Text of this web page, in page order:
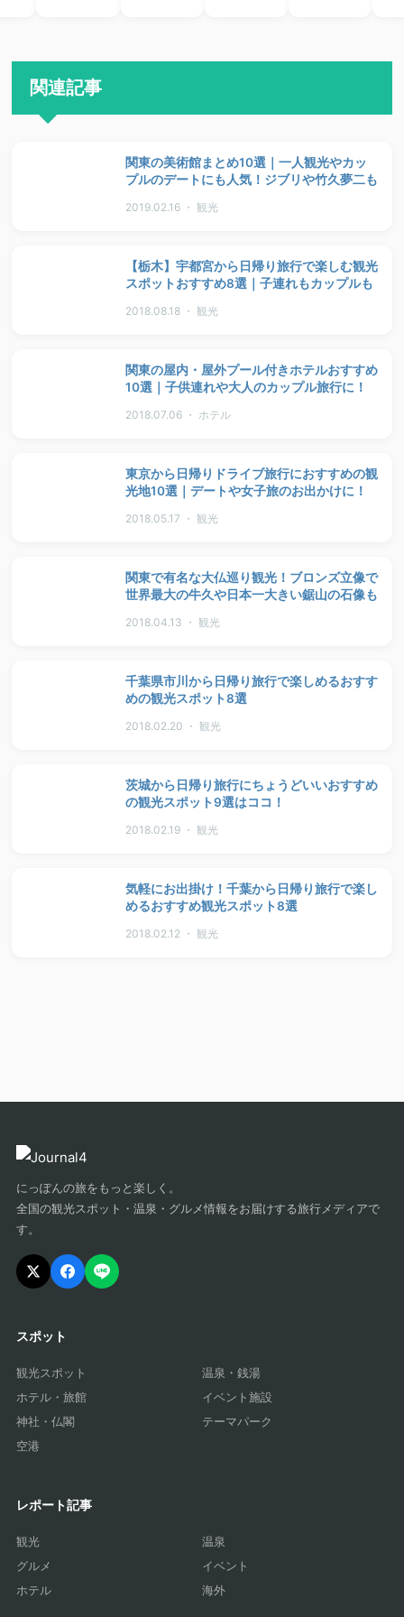
関連記事
関東の美術館まとめ10選｜一人観光やカッ
プルのデートにも人気！ジブリや竹久夢二も
2019.02.16 ・ 観光
【栃木】宇都宮から日帰り旅行で楽しむ観光
スポットおすすめ8選｜子連れもカップルも
2018.08.18 ・ 観光
関東の屋内・屋外プール付きホテルおすすめ
10選｜子供連れや大人のカップル旅行に！
2018.07.06 ・ ホテル
東京から日帰りドライブ旅行におすすめの観
光地10選｜デートや女子旅のお出かけに！
2018.05.17 ・ 観光
関東で有名な大仏巡り観光！ブロンズ立像で
世界最大の牛久や日本一大きい鋸山の石像も
2018.04.13 ・ 観光
千葉県市川から日帰り旅行で楽しめるおすす
めの観光スポット8選
2018.02.20 ・ 観光
茨城から日帰り旅行にちょうどいいおすすめ
の観光スポット9選はココ！
2018.02.19 ・ 観光
気軽にお出掛け！千葉から日帰り旅行で楽し
めるおすすめ観光スポット8選
2018.02.12 ・ 観光
にっぽんの旅をもっと楽しく。
全国の観光スポット・温泉・グルメ情報をお届けする旅行メディアで
す。
スポット
観光スポット
温泉・銭湯
ホテル・旅館
イベント施設
神社・仏閣
テーマパーク
空港
レポート記事
観光
温泉
グルメ
イベント
ホテル
海外